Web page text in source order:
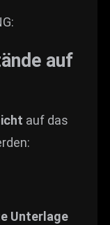
auf
auf das
Unterlage